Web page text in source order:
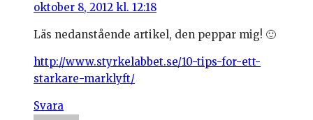
oktober 8, 2012 kl. 12:18
Läs nedanstående artikel, den peppar mig! 🙂
http://www.styrkelabbet.se/10-tips-for-ett-
starkare-marklyft/
Svara